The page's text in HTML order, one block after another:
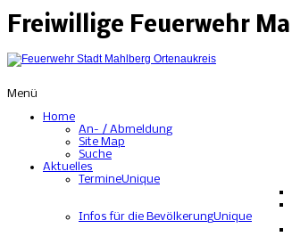
Freiwillige Feuerwehr
Menü
Home
An- / Abmeldung
Site Map
Suche
Aktuelles
TermineUnique
Infos für die BevölkerungUnique